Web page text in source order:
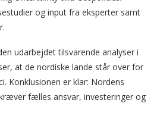
og input fra eksperter samt
udarbejdet tilsvarende analyser i
at de nordiske lande står over for
Konklusionen er klar: Nordens
fælles ansvar, investeringer og